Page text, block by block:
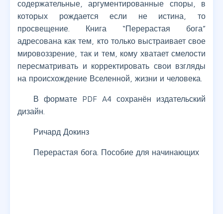
содержательные, аргументированные споры, в
которых рождается если не истина, то
просвещение. Книга “Перерастая бога”
адресована как тем, кто только выстраивает свое
мировоззрение, так и тем, кому хватает смелости
пересматривать и корректировать свои взгляды
на происхождение Вселенной, жизни и человека.
В формате PDF A4 сохранён издательский
дизайн.
Ричард Докинз
Перерастая бога. Пособие для начинающих